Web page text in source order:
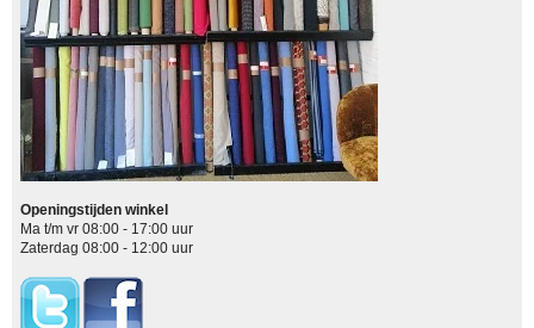
Openingstijden winkel
Ma t/m vr 08:00 - 17:00 uur
Zaterdag 08:00 - 12:00 uur